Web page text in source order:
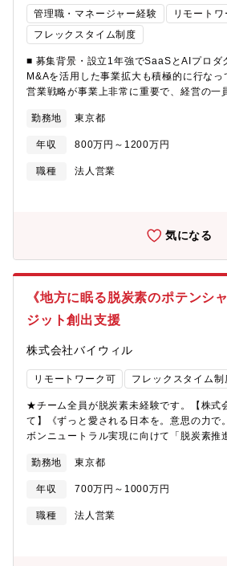
す。例として、全国に1000店舗を展開する
ーパーバイザー（SV）が十数名しかおら
長と定期的に1on1を行い、現場情報を整
報収集の質と量を保ったまま、圧倒的な業
ます。
パタンナーとチームを組んで、新しい生地
をお客様にご提案するところからはじまり
のご要望やブランドにあった工場をコーデ
期の管理を行います。様々な経験を積むこ
にやりがいのある仕事になります。
管理職・マネージャー経験
リモートワ
フレックスタイム制度
■ 募集背景・設立1年強でSaaSとAIプロダ
M&Aを活用した事業拡大も積極的に行な
営業戦略が事業上非常に重要で、経営の一
ない市場を作っているため、市場に受け入
ィアや決断力も非常に重要で、そういった
ジにご興味のある方を求めています。■職
AI x HR カンパニーにおいて、経営の中核
基盤拡大に向けた戦略立案と実行を牽引し
ち合わせ、HR業界の未来を創造する強い
求めています。■ 詳細な業務内容・HR
析し、中長期的な営業戦略を策定・全社事
ファンクショナルな連携の推進・経営管理
ションフローの設計・見直し・プロダクト
業戦略の方向性決定・KPI設定、予算策定
の戦略実行・経営陣との事業計画共有およ
Meeting Base, Notion・コミュニケーショ
基盤の拡大を実現し、会社の非連続な成長
プクラスの資金調達実績 ・「PeopleWork
など、市場優位性の高い自社プロダクト ・
い導入実績（累計3000社超） ・育休取得
ど、柔軟で多様性を尊重する社風【自社プ
模に到達しています。（一般的なSaaSで
型AIであることによる「会話の深掘り」が
接や質問型ツールは一問一答になりがち
勤務地 東京都
年収 800万円～1200万円
職種
法人営業
気になる
《地方に眠る脱炭素のポテンシ
ジット創出支援
株式会社バイウィル
リモートワーク可 フレックスタイム制
★チーム全員が脱炭素未経験です。【株式
て】《ずっと愛される日本を。意思の力で
ボンニュートラル実現に向けて「脱炭素推
に繋ぐために挑戦していきたい。その一心
た。全国の地方銀行、自治体を膝を突き合
話し、企業と明日を想い、未来に投資する
確実に前進させると信じて真面目に取り組
顧客課題に応えるべく2社の強みを生かし
勤務地 東京都
年収 700万円～1000万円
職種
法人営業